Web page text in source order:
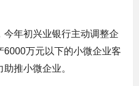
今年初兴业银行主动调整企
6000万元以下的小微企业客
推小微企业。